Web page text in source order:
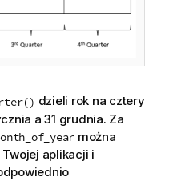
dzieli rok na cztery
a 31 grudnia. Za
można
aplikacji i